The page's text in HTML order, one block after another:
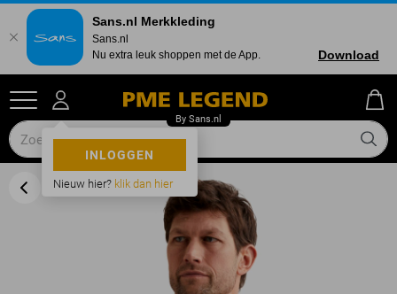
INLOGGEN
Nieuw hier? klik dan hier
Sans.nl Merkkleding
Sans.nl
Nu extra leuk shoppen met de App.
Download